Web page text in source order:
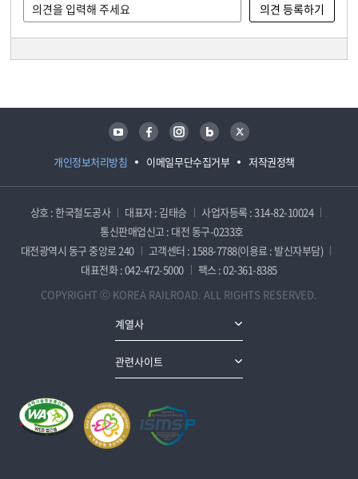
개인정보처리방침 이메일무단수집거부 저작권정책
유튜브 페이스북 인스타그램 블로그 트위터
상호 : 한국철도공사 대표자 : 김태승
사업자등록 : 314-82-10024
통신판매업신고 : 대전 동구-0233호
대전광역시 동구 중앙로 240
고객센터 : 1588-7788(이용료 : 발신자부담)
대표전화 : 042-472-5000
팩스 : 02-361-8385
COPYRIGHT ⓒ KOREA RAILROAD. ALL RIGHTS RESERVED.
계열사
관련사이트